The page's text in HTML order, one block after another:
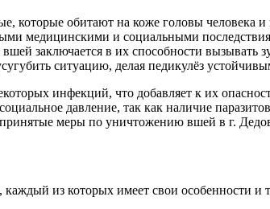
которые обитают на коже головы человека
медицинскими и социальными
вшей заключается в их способности
ситуацию, делая педикулёз
инфекций, что добавляет к их
давление, так как наличие
меры по уничтожению вшей в г.
из которых имеет свои особенности